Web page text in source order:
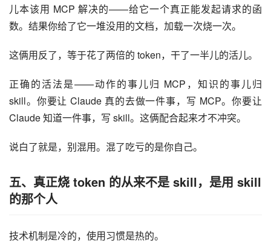
儿本该用 MCP 解决的——给它一个真正能发起请求的函
数。结果你给了它一堆没用的文档，加载一次烧一次。
这俩用反了，等于花了两倍的 token，干了一半儿的活儿。
正确的活法是——动作的事儿归 MCP，知识的事儿归
skill。你要让 Claude 真的去做一件事，写 MCP。你要让
Claude 知道一件事，写 skill。这俩配合起来才不冲突。
说白了就是，别混用。混了吃亏的是你自己。
五、真正烧 token 的从来不是 skill，是用 skill
的那个人
技术机制是冷的，使用习惯是热的。